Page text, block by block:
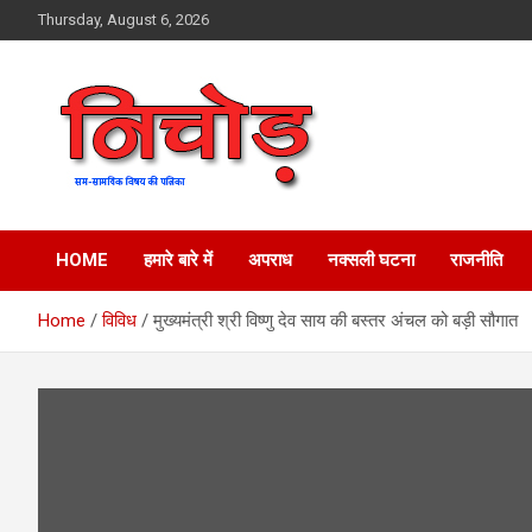
to
Thursday, August 6, 2026
Nichod
HOME हमारे बारे में अपराध नक्सली घटना राजनीति
Home विविध मुख्यमंत्री श्री विष्णु देव साय की बस्तर अंचल को बड़ी सौगात